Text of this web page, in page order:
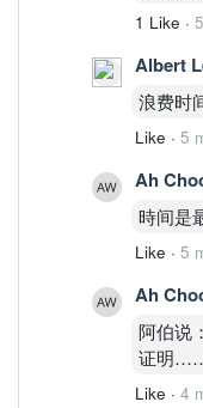
1 Like ·
Albert
浪费时
Like · 5
Ah
時间是
Like · 5
Ah
阿伯说
证明
Like · 4